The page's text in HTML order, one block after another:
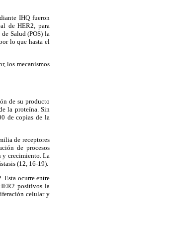
IHQ fueron
de HER2, para
Salud (POS) la
lo que hasta el
los mecanismos
de su producto
la proteína. Sin
de copias de la
de receptores
de procesos
y crecimiento. La
(12, 16-19).
Esta ocurre entre
positivos la
celular y